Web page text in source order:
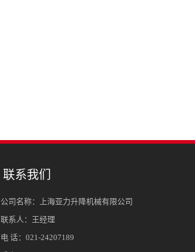
联系我们
公司名称：上海亚力升降机械有限公司
联系人：王经理
电 话：021-24207189